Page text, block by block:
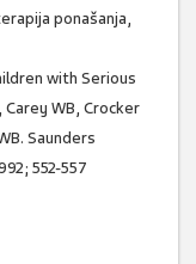
ponašanja,
with Serious
WB, Crocker
Saunders
552-557